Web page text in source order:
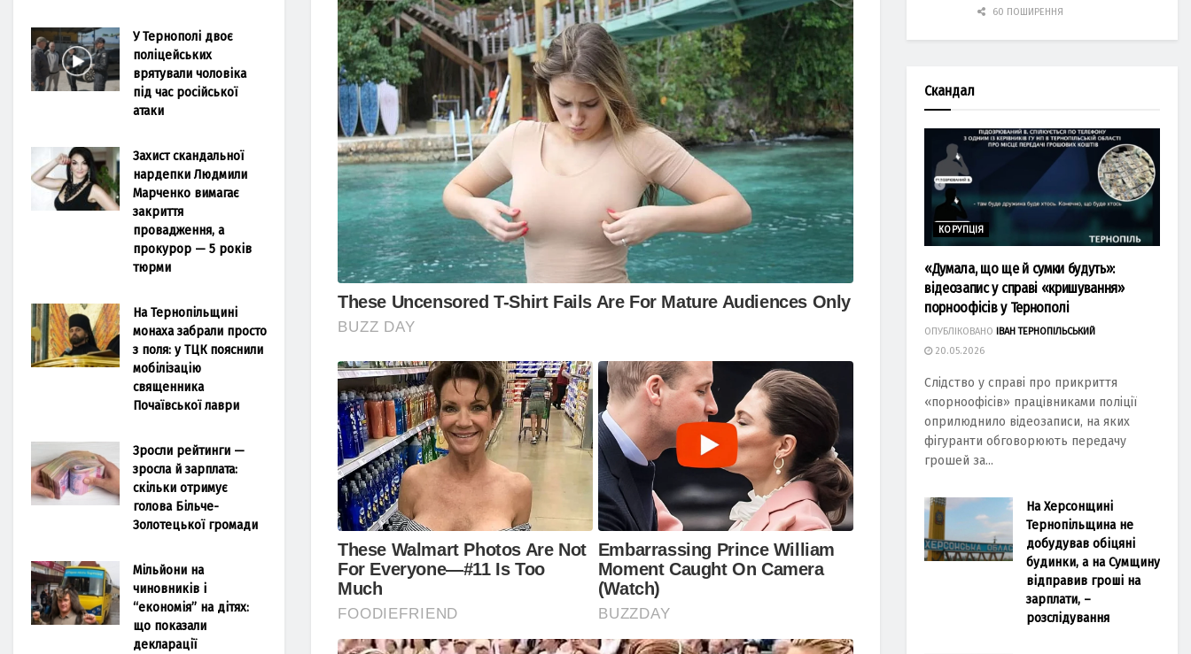
У Тернополі двоє
поліцейських
врятували чоловіка
під час російської
атаки
Захист скандальної
нардепки Людмили
Марченко вимагає
закриття
провадження, а
прокурор — 5 років
тюрми
На Тернопільщині
монаха забрали просто
з поля: у ТЦК пояснили
мобілізацію
священника
Почаївської лаври
Зросли рейтинги —
зросла й зарплата:
скільки отримує
голова Більче-
Золотецької громади
Мільйони на
чиновників і
“економія” на дітях:
що показали
декларації
60 ПОШИРЕННЯ
Скандал
КОРУПЦІЯ
«Думала, що ще й сумки будуть»:
відеозапис у справі «кришування»
порноофісів у Тернополі
ОПУБЛІКОВАНО
ІВАН ТЕРНОПІЛЬСЬКИЙ
20.05.2026
Слідство у справі про прикриття
«порноофісів» працівниками поліції
оприлюднило відеозаписи, на яких
фігуранти обговорюють передачу
грошей за...
На Херсонщині
Тернопільщина не
добудував обіцяні
будинки, а на Сумщину
відправив гроші на
зарплати, –
розслідування